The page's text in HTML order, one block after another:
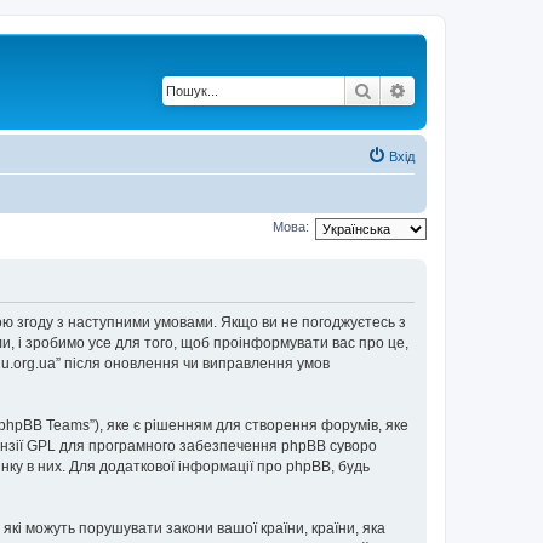
Пошук
Вхід
Мова:
згоду з наступними умовами. Якщо ви не погоджуєтесь з
і зробимо усе для того, щоб проінформувати вас про це,
після оновлення чи виправлення умов
Teams”), яке є рішенням для створення форумів, яке
GPL для програмного забезпечення phpBB суворо
в них. Для додаткової інформації про phpBB, будь
можуть порушувати закони вашої країни, країни, яка